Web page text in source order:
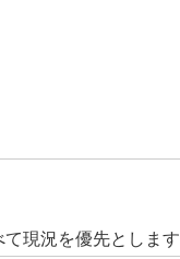
現況を優先とします